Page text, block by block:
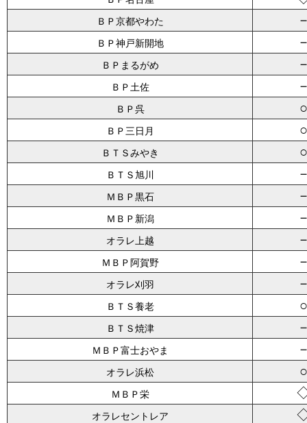
ＢＰ京都やわた
ＢＰ神戸新開地
ＢＰまるがめ
ＢＰ土佐
ＢＰ呉 ○
ＢＰ三日月 ○
ＢＴＳみやき ○
ＢＴＳ旭川
ＭＢＰ黒石
ＭＢＰ新潟
オラレ上越
ＭＢＰ阿賀野
オラレ刈羽
ＢＴＳ養老 ○
ＢＴＳ焼津
ＭＢＰ富士おやま
オラレ浜松 ○
ＭＢＰ栄
オラレセントレア